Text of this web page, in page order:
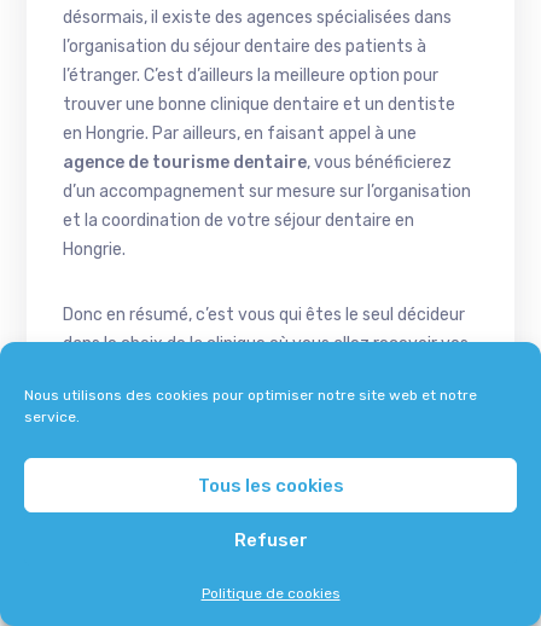
Nous utilisons des cookies pour optimiser notre site web et notre
service.
Tous les cookies
Refuser
Politique de cookies
désormais, il existe des agences spécialisées dans
l’organisation du séjour dentaire des patients à
l’étranger. C’est d’ailleurs la meilleure option pour
trouver une bonne clinique dentaire et un dentiste
en Hongrie. Par ailleurs, en faisant appel à une
agence de tourisme dentaire, vous bénéficierez
d’un accompagnement sur mesure sur l’organisation
et la coordination de votre séjour dentaire en
Hongrie.
Donc en résumé, c’est vous qui êtes le seul décideur
dans le choix de la clinique où vous allez recevoir vos
dentaires, vous pouvez opter pour le dentiste qui
Toutefois, il convient de rappeler que n’importe quel